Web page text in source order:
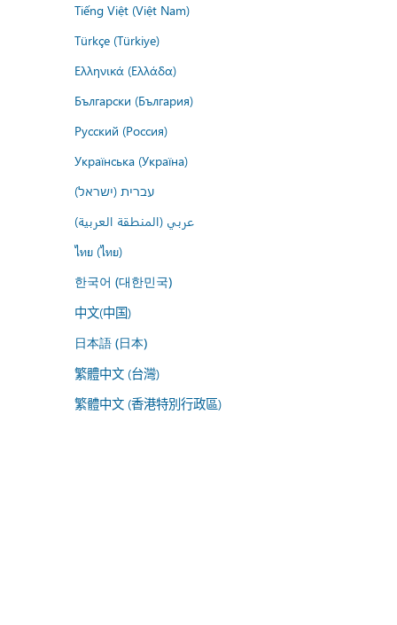
Tiếng Việt (Việt Nam)
Türkçe (Türkiye)
Ελληνικά (Ελλάδα)
Български (България)
Русский (Россия)
Українська (Україна)
עברית (ישראל)
عربي (المنطقة العربية)
ไทย (ไทย)
한국어 (대한민국)
中文(中国)
日本語 (日本)
繁體中文 (台灣)
繁體中文 (香港特別行政區)